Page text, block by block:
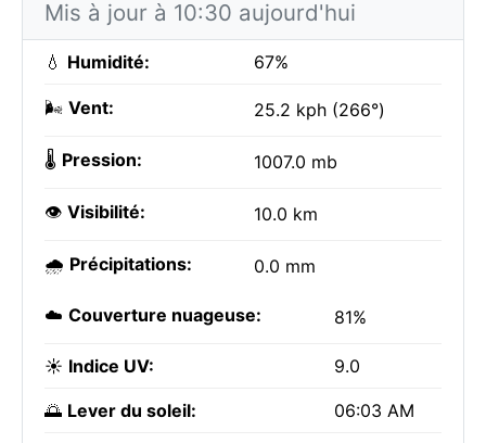
Mis à jour à 10:30 aujourd'hui
💧 Humidité: 67%
🌬️ Vent: 25.2 kph (266°)
🌡️ Pression: 1007.0 mb
👁️ Visibilité: 10.0 km
🌧️ Précipitations: 0.0 mm
☁️ Couverture nuageuse: 81%
☀️ Indice UV: 9.0
🌅 Lever du soleil: 06:03 AM